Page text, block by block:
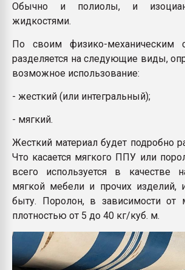
Обычно и полиолы, и
жидкостями.
По своим физико-механическим
разделяется на следующие виды,
возможное использование:
- жесткий (или интегральный);
- мягкий.
Жесткий материал будет подробно
Что касается мягкого ППУ или
всего используется в качестве
мягкой мебели и прочих изделий,
быту. Поролон, в зависимости от
плотностью от 5 до 40 кг/куб. м.